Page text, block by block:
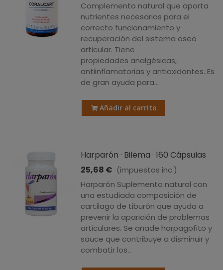
Complemento natural que aporta
nutrientes necesarios para el
correcto funcionamiento y
recuperación del sistema oseo
articular. Tiene
propiedades analgésicas,
antiinflamatorias y antioxidantes. Es
de gran ayuda para...
Añadir al carrito
Harparón · Bilema · 160 Cápsulas
25,68 € (impuestos inc.)
Harparón Suplemento natural con
una estudiada composición de
cartílago de tiburón que ayuda a
prevenir la aparición de problemas
articulares. Se añade harpagofito y
sauce que contribuye a disminuir y
combatir los...